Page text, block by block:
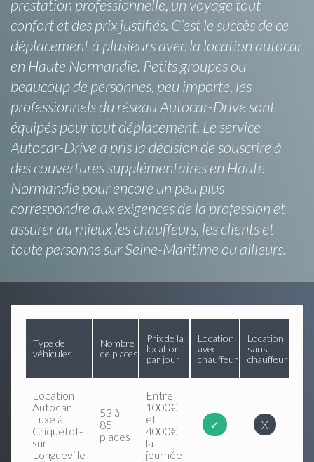
prestation professionnelle, un voyage tout
confort et des prix justifiés. C’est le succès de ce
déplacement à plusieurs avec la location autocar
en Haute Normandie. Petits groupes ou
beaucoup de personnes, peu importe, les
professionnels du réseau Autocar-Drive sont
équipés pour tout déplacement. Le service
Autocar-Drive a pris la décision de souscrire à
des couvertures supplémentaires en Haute
Normandie pour encore un peu plus
correspondre aux exigences de la profession et
assurer au mieux les chauffeurs, les clients et
toute personne sur Seine-Maritime ou ailleurs.
Type de
véhicules
Nombre
de places
Prix de la
location
par jour
Location
avec
chauffeur
Location
sans
chauffeur
Location
Autocar
Luxe à
Criquetot-
sur-
Longueville
53 à
85
places
Entre
1000€
et
4000€
la
journée
✓ X